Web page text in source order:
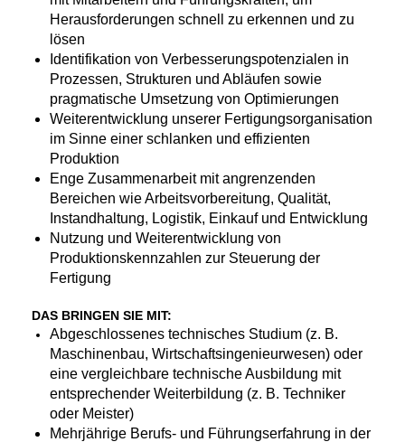
Herausforderungen schnell zu erkennen und zu
lösen
Identifikation von Verbesserungspotenzialen in
Prozessen, Strukturen und Abläufen sowie
pragmatische Umsetzung von Optimierungen
Weiterentwicklung unserer Fertigungsorganisation
im Sinne einer schlanken und effizienten
Produktion
Enge Zusammenarbeit mit angrenzenden
Bereichen wie Arbeitsvorbereitung, Qualität,
Instandhaltung, Logistik, Einkauf und Entwicklung
Nutzung und Weiterentwicklung von
Produktionskennzahlen zur Steuerung der
Fertigung
DAS BRINGEN SIE MIT:
Abgeschlossenes technisches Studium (z. B.
Maschinenbau, Wirtschaftsingenieurwesen) oder
eine vergleichbare technische Ausbildung mit
entsprechender Weiterbildung (z. B. Techniker
oder Meister)
Mehrjährige Berufs- und Führungserfahrung in der